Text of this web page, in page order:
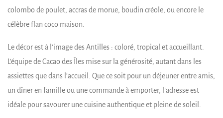
colombo de poulet, accras de morue, boudin créole, ou encore le
célèbre flan coco maison.
Le décor est à l’image des Antilles : coloré, tropical et accueillant.
L’équipe de Cacao des Îles mise sur la générosité, autant dans les
assiettes que dans l’accueil. Que ce soit pour un déjeuner entre amis,
un dîner en famille ou une commande à emporter, l’adresse est
idéale pour savourer une cuisine authentique et pleine de soleil.